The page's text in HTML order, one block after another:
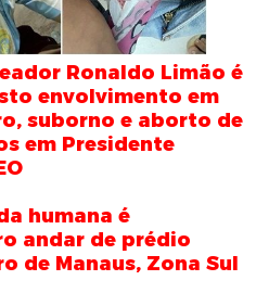
Ronaldo Limão é
envolvimento em
suborno e aborto de
em Presidente
humana é
andar de prédio
de Manaus, Zona Sul